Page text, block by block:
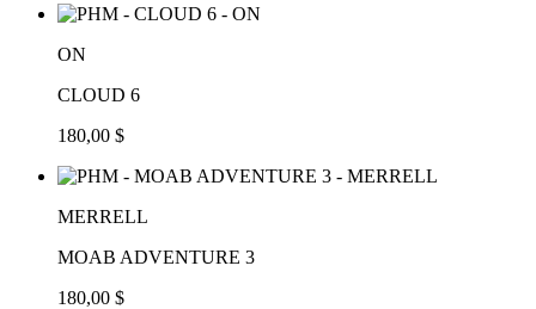
ON
CLOUD 6
180,00 $
MERRELL
MOAB ADVENTURE 3
180,00 $